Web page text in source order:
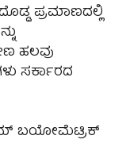
ಪ್ರಮಾಣದಲ್ಲಿ
ಹಲವು
ಸರ್ಕಾರದ
ಬಯೋಮೆಟ್ರಿಕ್